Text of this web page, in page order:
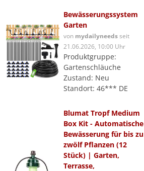
Bewässerungssystem
Garten
von mydailyneedsseit
21.06.2026, 10:00 Uhr
Produktgruppe:
Gartenschläuche
Zustand: Neu
Standort: 46*** DE
Blumat Tropf Medium
Box Kit - Automatische
Bewässerung für bis zu
zwölf Pflanzen (12
Stück) | Garten,
Terrasse,